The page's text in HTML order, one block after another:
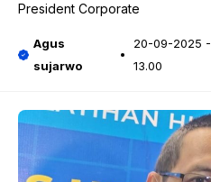
President Corporate
Agus
sujarwo
20-09-2025 -
13.00